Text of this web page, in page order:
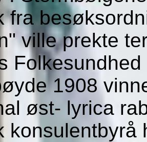
fra
ville prekte
1908
øst- lyrica
konsulentbyrå